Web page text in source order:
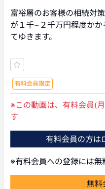
富裕層のお客様の相続対
が１千~２千万円程度か
てゆきます。
有料会員限定
※この動画は、有料会員(
す
有料会員の方は
※有料会員への登録には無
無料